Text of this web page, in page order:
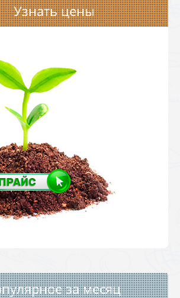
Узнать цены
за месяц